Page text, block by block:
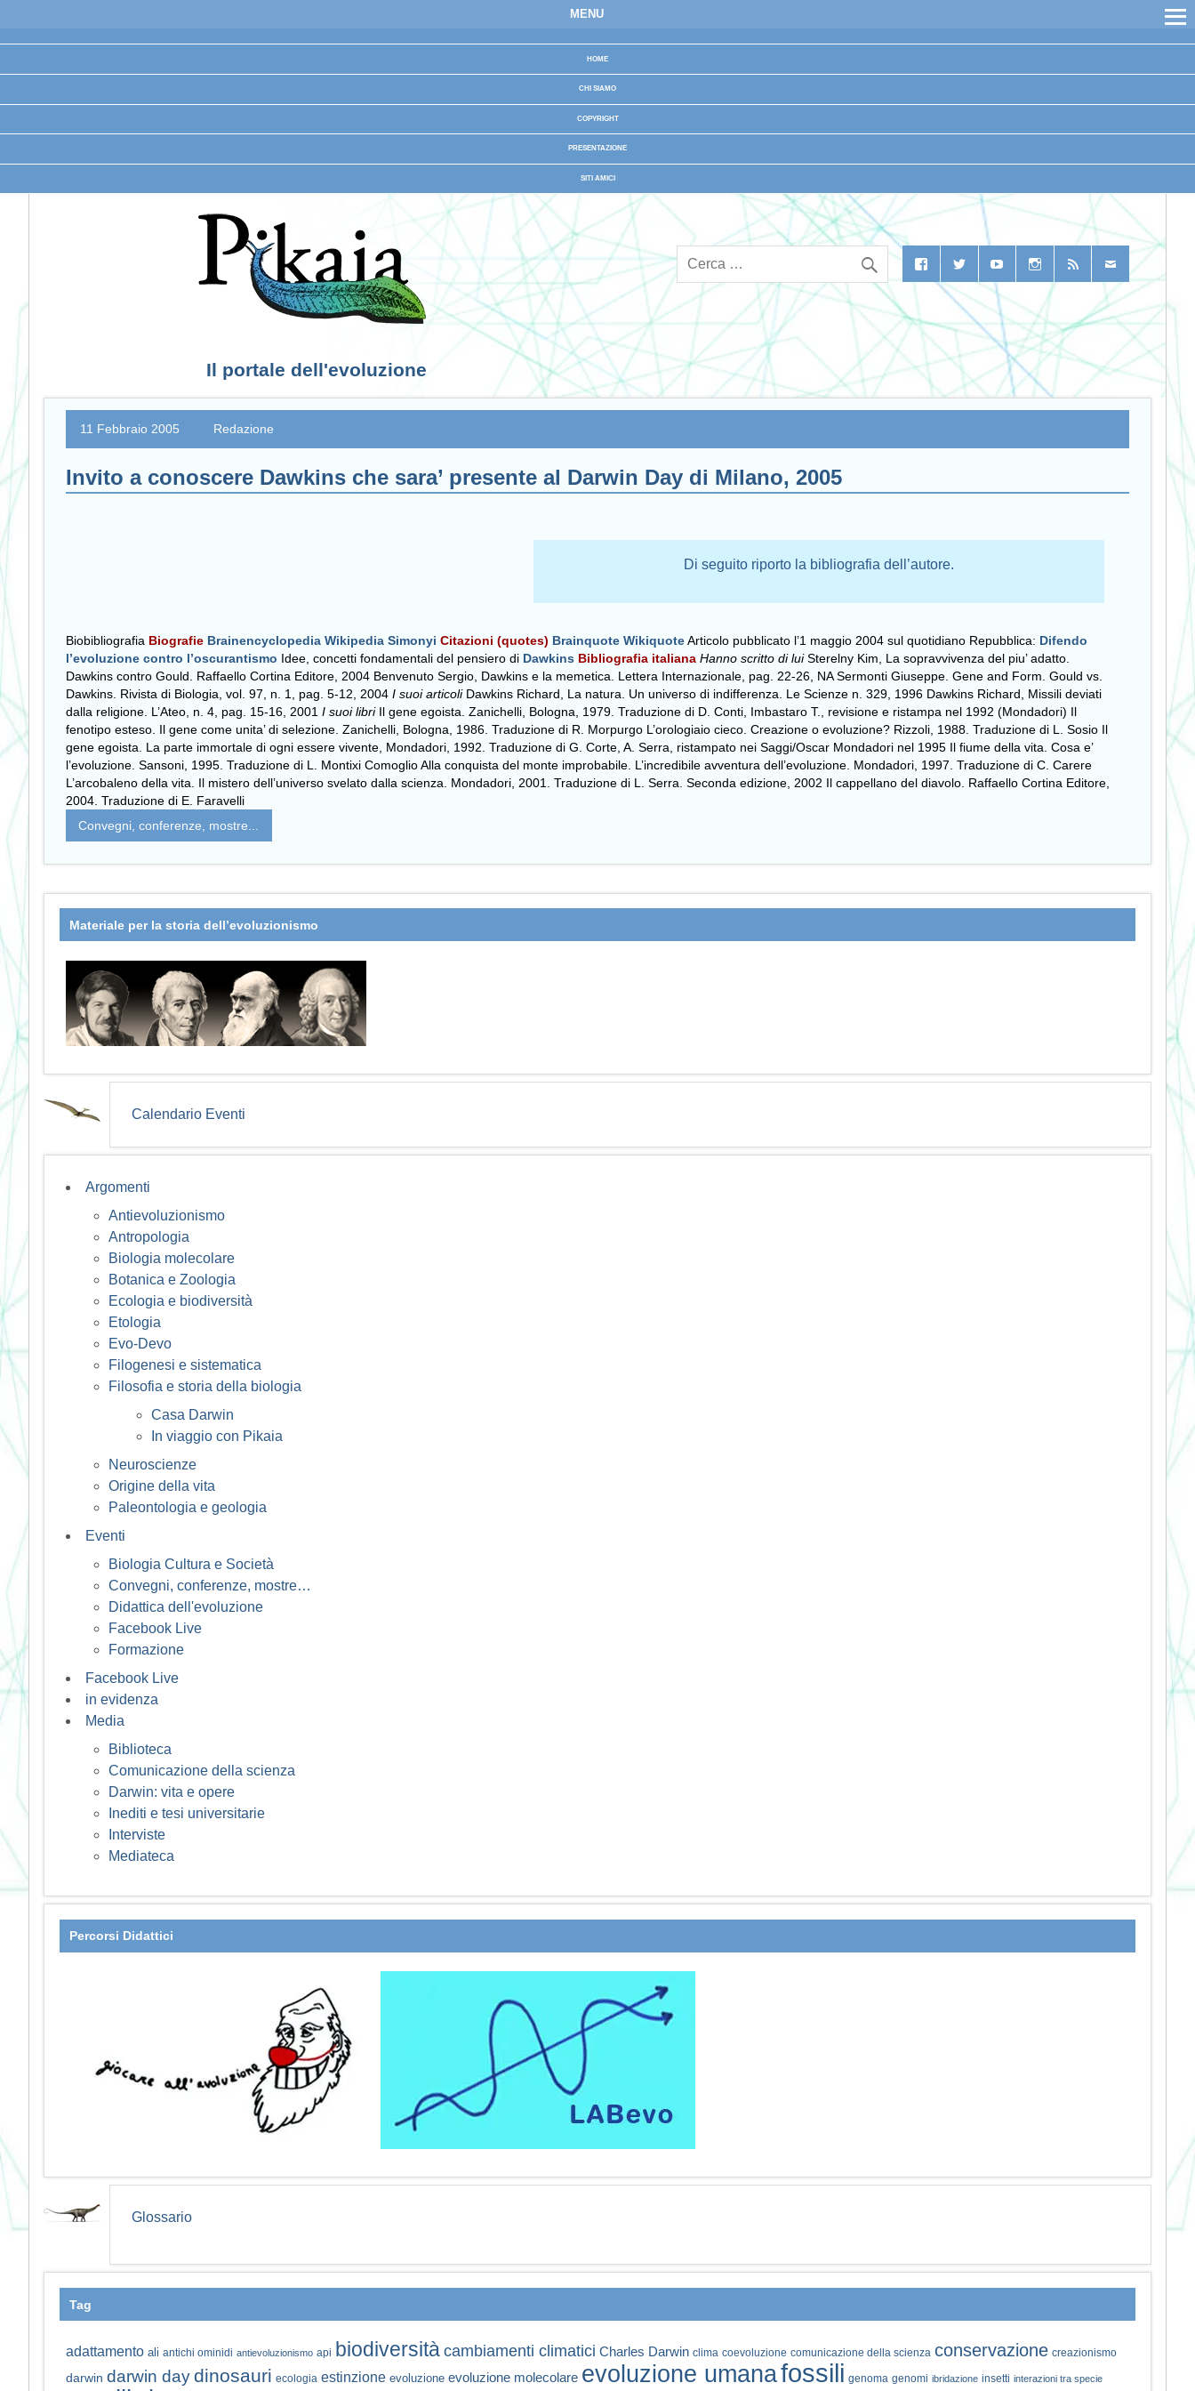
MENU
HOME
CHI SIAMO
COPYRIGHT
PRESENTAZIONE
SITI AMICI
Il portale dell'evoluzione
11 Febbraio 2005 Redazione
Invito a conoscere Dawkins che sara’ presente al Darwin Day di Milano, 2005
Di seguito riporto la bibliografia dell’autore.
Biobibliografia Biografie Brainencyclopedia Wikipedia Simonyi Citazioni (quotes) Brainquote WikiquoteArticolo pubblicato l’1 maggio 2004 sul quotidiano Repubblica: Difendo
l’evoluzione contro l’oscurantismo Idee, concetti fondamentali del pensiero di Dawkins Bibliografia italiana Hanno scritto di luiSterelny Kim, La sopravvivenza del piu’ adatto.
Dawkins contro Gould. Raffaello Cortina Editore, 2004 Benvenuto Sergio, Dawkins e la memetica. Lettera Internazionale, pag. 22-26, NA Sermonti Giuseppe. Gene and Form. Gould vs.
Dawkins. Rivista di Biologia, vol. 97, n. 1, pag. 5-12, 2004 I suoi articoli Dawkins Richard, La natura. Un universo di indifferenza. Le Scienze n. 329, 1996 Dawkins Richard, Missili deviati
dalla religione. L’Ateo, n. 4, pag. 15-16, 2001 I suoi libri Il gene egoista. Zanichelli, Bologna, 1979. Traduzione di D. Conti, Imbastaro T., revisione e ristampa nel 1992 (Mondadori) Il
fenotipo esteso. Il gene come unita’ di selezione. Zanichelli, Bologna, 1986. Traduzione di R. Morpurgo L’orologiaio cieco. Creazione o evoluzione? Rizzoli, 1988. Traduzione di L. Sosio Il
gene egoista. La parte immortale di ogni essere vivente, Mondadori, 1992. Traduzione di G. Corte, A. Serra, ristampato nei Saggi/Oscar Mondadori nel 1995 Il fiume della vita. Cosa e’
l’evoluzione. Sansoni, 1995. Traduzione di L. Montixi Comoglio Alla conquista del monte improbabile. L’incredibile avventura dell’evoluzione. Mondadori, 1997. Traduzione di C. Carere
L’arcobaleno della vita. Il mistero dell’universo svelato dalla scienza. Mondadori, 2001. Traduzione di L. Serra. Seconda edizione, 2002 Il cappellano del diavolo. Raffaello Cortina Editore,
2004. Traduzione di E. Faravelli
Convegni, conferenze, mostre...
Materiale per la storia dell’evoluzionismo
Calendario Eventi
Argomenti
Antievoluzionismo
Antropologia
Biologia molecolare
Botanica e Zoologia
Ecologia e biodiversità
Etologia
Evo-Devo
Filogenesi e sistematica
Filosofia e storia della biologia
Casa Darwin
In viaggio con Pikaia
Neuroscienze
Origine della vita
Paleontologia e geologia
Eventi
Biologia Cultura e Società
Convegni, conferenze, mostre…
Didattica dell'evoluzione
Facebook Live
Formazione
Facebook Live
in evidenza
Media
Biblioteca
Comunicazione della scienza
Darwin: vita e opere
Inediti e tesi universitarie
Interviste
Mediateca
Percorsi Didattici
Glossario
Tag
adattamento ali antichi ominidi antievoluzionismo api biodiversitàcambiamenti climatici Charles Darwin clima coevoluzione comunicazione della scienza conservazione creazionismo
darwin darwin daydinosauri ecologia estinzione evoluzione evoluzione molecolare evoluzione umanafossili genoma genomi ibridazione insetti interazioni tra specie